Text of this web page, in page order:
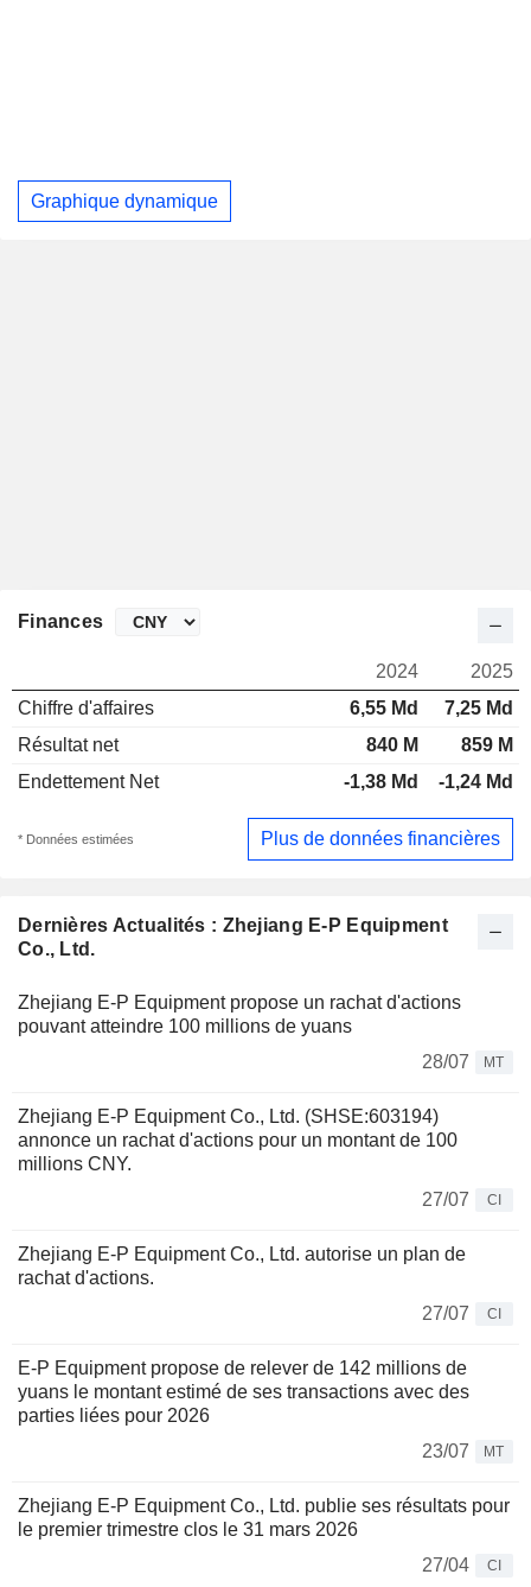
Graphique dynamique
Dernières Actualités : Zhejiang E-P Equipment
Co., Ltd.
Zhejiang E-P Equipment propose un rachat d'actions
pouvant atteindre 100 millions de yuans
28/07
MT
Zhejiang E-P Equipment Co., Ltd. (SHSE:603194)
annonce un rachat d'actions pour un montant de 100
millions CNY.
27/07
CI
Zhejiang E-P Equipment Co., Ltd. autorise un plan de
rachat d'actions.
27/07
CI
E-P Equipment propose de relever de 142 millions de
yuans le montant estimé de ses transactions avec des
parties liées pour 2026
23/07
MT
Zhejiang E-P Equipment Co., Ltd. publie ses résultats pour
le premier trimestre clos le 31 mars 2026
27/04
CI
Finances
2024
2025
Chiffre d'affaires
6,55 Md
7,25 Md
Résultat net
840 M
859 M
Endettement Net
-1,38 Md -1,24 Md
* Données estimées Plus de données financières